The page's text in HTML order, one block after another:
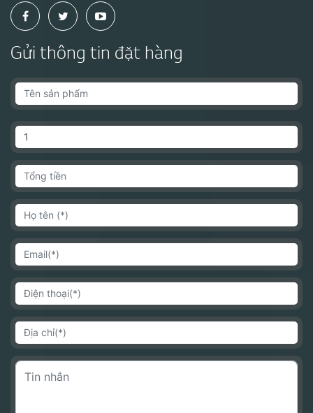
Gửi thông tin đặt hàng